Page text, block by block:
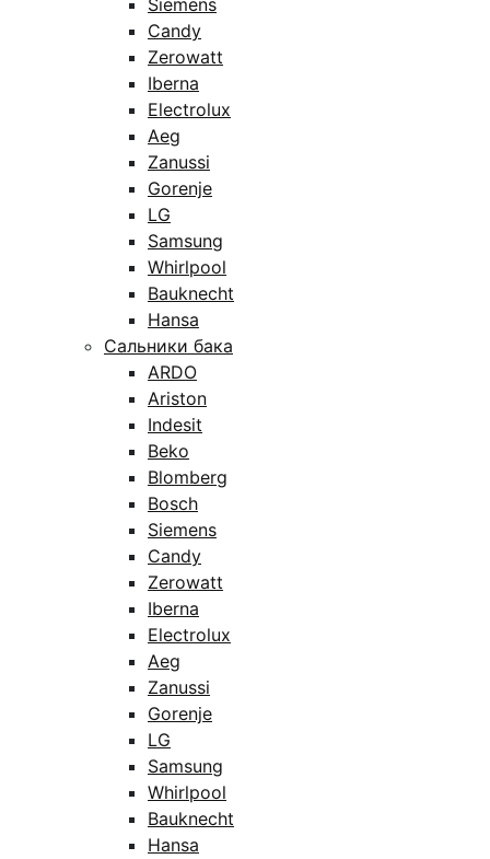
Siemens
Candy
Zerowatt
Iberna
Electrolux
Aeg
Zanussi
Gorenje
LG
Samsung
Whirlpool
Bauknecht
Hansa
Сальники бака
ARDO
Ariston
Indesit
Beko
Blomberg
Bosch
Siemens
Candy
Zerowatt
Iberna
Electrolux
Aeg
Zanussi
Gorenje
LG
Samsung
Whirlpool
Bauknecht
Hansa